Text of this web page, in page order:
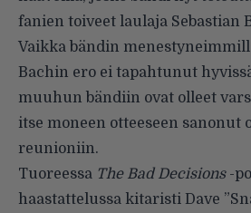
fanien toiveet laulaja Sebastian
Vaikka bändin
Bachin ero ei tapahtunut
muuhun bändiin ovat olleet
itse moneen otteeseen sanonut
reunioniin.
Tuoreessa The Bad Decisions-
haastattelussa kitaristi Dave